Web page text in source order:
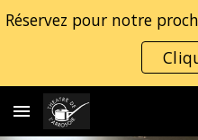
Skip to main content